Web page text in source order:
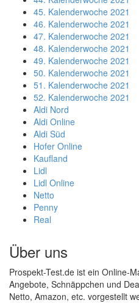
45. Kalenderwoche 2021
46. Kalenderwoche 2021
47. Kalenderwoche 2021
48. Kalenderwoche 2021
49. Kalenderwoche 2021
50. Kalenderwoche 2021
51. Kalenderwoche 2021
52. Kalenderwoche 2021
Aldi Nord
Aldi Online
Aldi Süd
Hofer Online
Kaufland
Lidl
Lidl Online
Netto
Penny
Real
Über uns
Prospekt-Test.de ist ein Online-
Angebote, Schnäppchen und
Netto, Amazon, etc. vorgestellt